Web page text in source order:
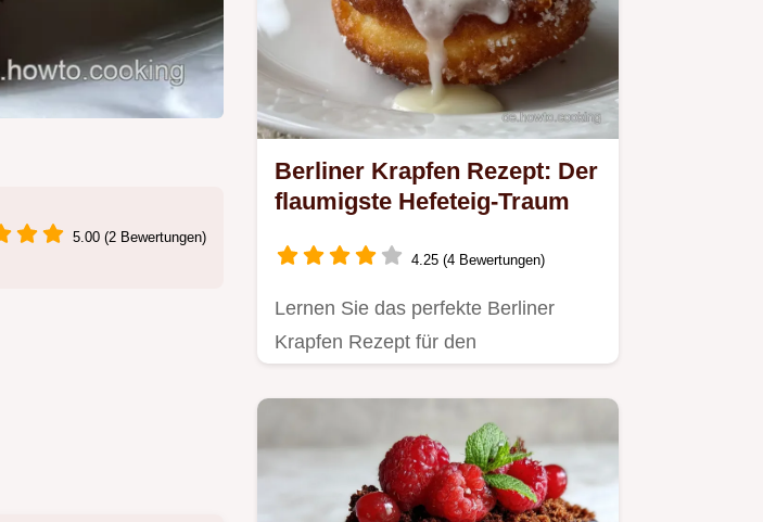
5.00 (2 Bewertungen)
Berliner Krapfen Rezept: Der
flaumigste Hefeteig-Traum
4.25 (4 Bewertungen)
Lernen Sie das perfekte Berliner
Krapfen Rezept für den